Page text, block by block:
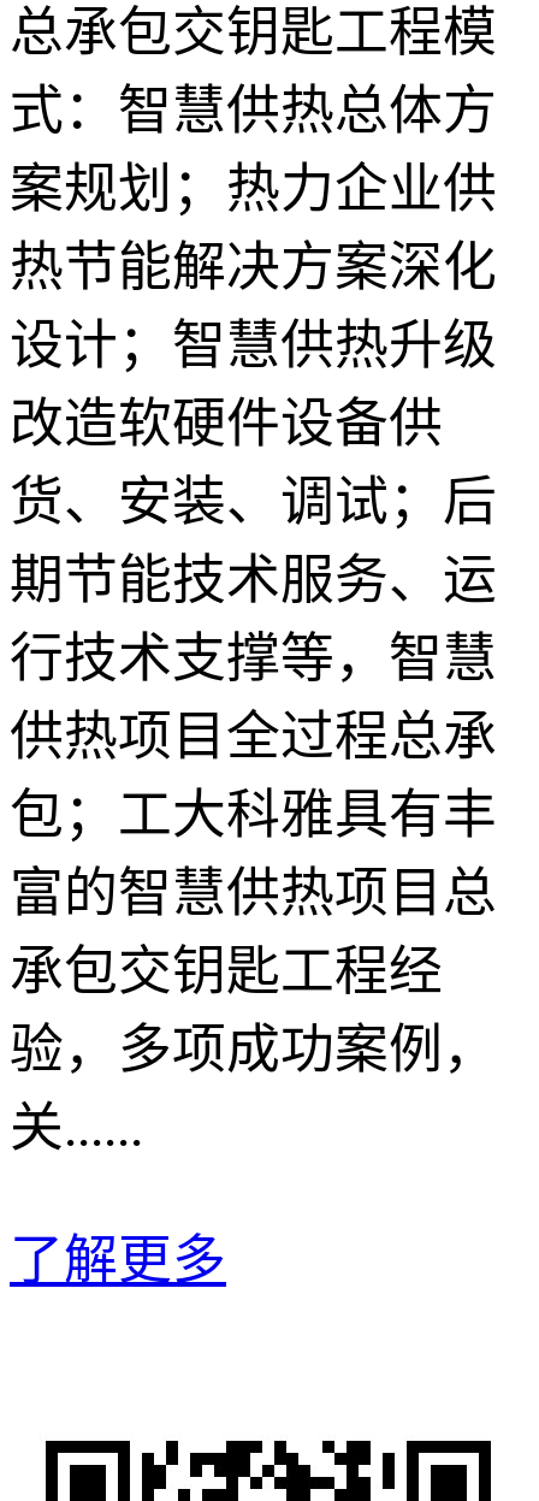
总承包交钥匙工程模
式：智慧供热总体方
案规划；热力企业供
热节能解决方案深化
设计；智慧供热升级
改造软硬件设备供
货、安装、调试；后
期节能技术服务、运
行技术支撑等，智慧
供热项目全过程总承
包；工大科雅具有丰
富的智慧供热项目总
承包交钥匙工程经
验，多项成功案例，
关......
了解更多